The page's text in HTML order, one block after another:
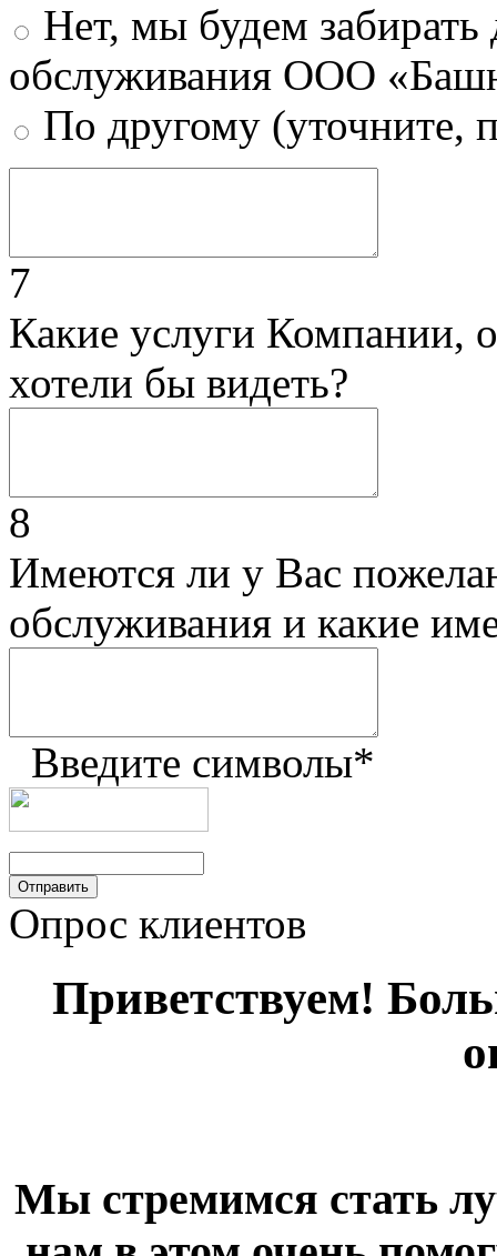
Нет, мы будем
обслуживания ООО
По другому (уточните,
7
Какие услуги Компании,
хотели бы видеть?
8
Имеются ли у Вас
обслуживания и какие
Введите символы*
Опрос клиентов
Приветствуем!
Мы стремимся стать